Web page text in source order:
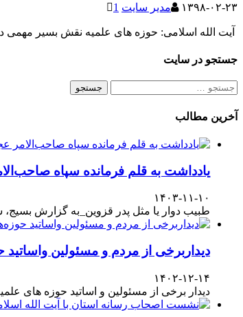
۱۳۹۸-۰۲-۲۳ مدیر سایت 1
آیت الله اسلامی: حوزه های علمیه نقش بسیر
جستجو در سایت
جستجو
آخرین مطالب
یادداشت به قلم فرمانده سپاه
۱۴۰۳-۱۱-۱۰
طبیب دوار یا مثل پدر قزوین_به گزارش
دیداربرخی از مردم و مسئولین واساتید
۱۴۰۲-۱۲-۱۴
دیدار برخی از مسئولین و اساتید حوزه های